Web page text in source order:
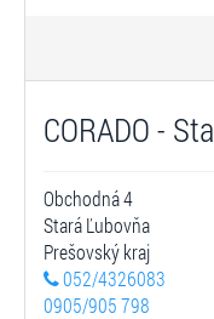
CORADO -
Obchodná 4
Stará Ľubovňa
Prešovský kraj
052/4326083
0905/905 798